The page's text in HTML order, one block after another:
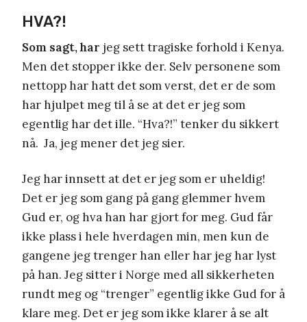
HVA?!
Som sagt, har jeg sett tragiske forhold i Kenya.
Men det stopper ikke der. Selv personene som
nettopp har hatt det som verst, det er de som
har hjulpet meg til å se at det er jeg som
egentlig har det ille. “Hva?!” tenker du sikkert
nå. Ja, jeg mener det jeg sier.
Jeg har innsett at det er jeg som er uheldig!
Det er jeg som gang på gang glemmer hvem
Gud er, og hva han har gjort for meg. Gud får
ikke plass i hele hverdagen min, men kun de
gangene jeg trenger han eller har jeg har lyst
på han. Jeg sitter i Norge med all sikkerheten
rundt meg og “trenger” egentlig ikke Gud for å
klare meg. Det er jeg som ikke klarer å se alt